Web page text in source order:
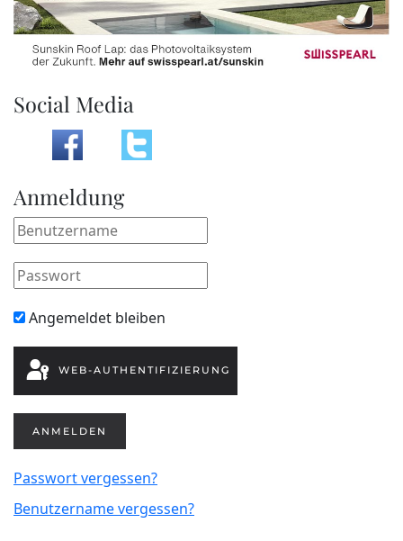
Social Media
Anmeldung
Angemeldet bleiben
WEB-AUTHENTIFIZIERUNG
ANMELDEN
Passwort vergessen?
Benutzername vergessen?